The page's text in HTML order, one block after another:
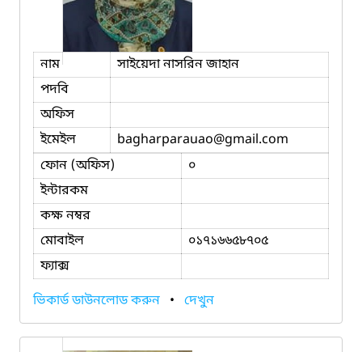
নাম
সাইয়েদা নাসরিন জাহান
পদবি
অফিস
ইমেইল
bagharparauao@gmail.com
ফোন (অফিস)
০
ইন্টারকম
কক্ষ নম্বর
মোবাইল
০১৭১৬৬৫৮৭০৫
ফ্যাক্স
ভিকার্ড ডাউনলোড করুন • দেখুন